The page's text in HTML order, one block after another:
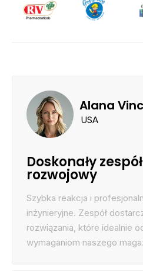
Alana
USA
Doskonały
rozwojowy
Szybka reakcja i
inżynieryjne. Zespół
rozwiązania, które idealnie
wymaganiom naszego